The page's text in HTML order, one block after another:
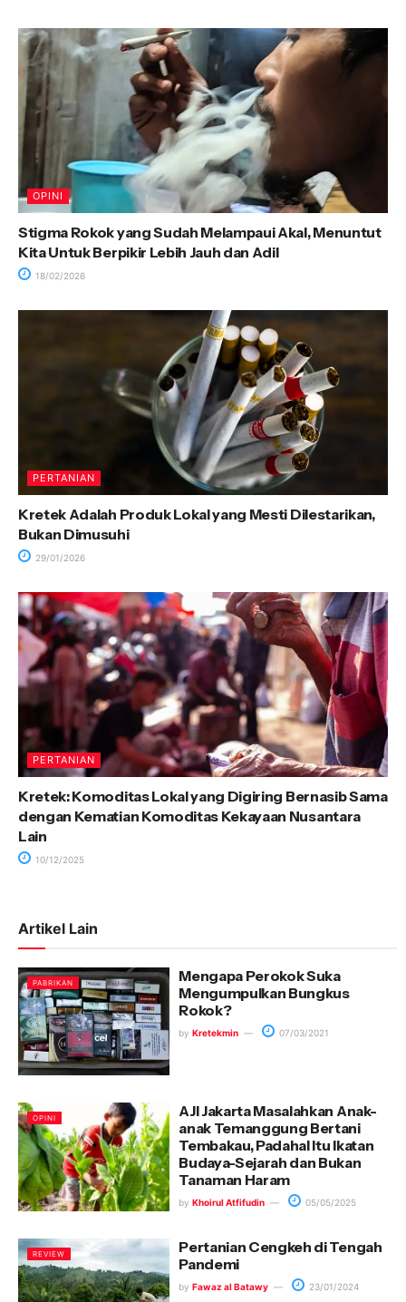
OPINI
Stigma Rokok yang Sudah Melampaui Akal, Menuntut
Kita Untuk Berpikir Lebih Jauh dan Adil
18/02/2026
PERTANIAN
Kretek Adalah Produk Lokal yang Mesti Dilestarikan,
Bukan Dimusuhi
29/01/2026
PERTANIAN
Kretek: Komoditas Lokal yang Digiring Bernasib Sama
dengan Kematian Komoditas Kekayaan Nusantara
Lain
10/12/2025
Artikel Lain
PABRIKAN
Mengapa Perokok Suka
Mengumpulkan Bungkus
Rokok?
by Kretekmin 07/03/2021
OPINI
AJI Jakarta Masalahkan Anak-
anak Temanggung Bertani
Tembakau, Padahal Itu Ikatan
Budaya-Sejarah dan Bukan
Tanaman Haram
by Khoirul Atfifudin 05/05/2025
REVIEW
Pertanian Cengkeh di Tengah
Pandemi
by Fawaz al Batawy 23/01/2024